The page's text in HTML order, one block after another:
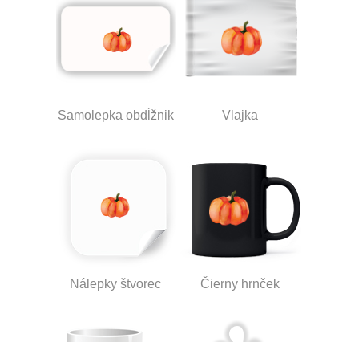
Samolepka obdĺžnik Vlajka
Nálepky štvorec Čierny hrnček